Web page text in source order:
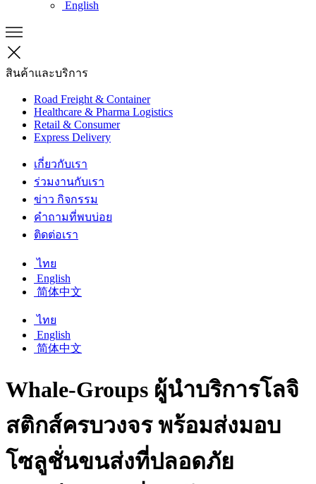
English
สินค้าและบริการ
Road Freight & Container
Healthcare & Pharma Logistics
Retail & Consumer
Express Delivery
เกี่ยวกับเรา
ร่วมงานกับเรา
ข่าว กิจกรรม
คำถามที่พบบ่อย
ติดต่อเรา
ไทย
English
简体中文
ไทย
English
简体中文
Whale-Groups ผู้นำบริการโลจิ
สติกส์ครบวงจร พร้อมส่งมอบ
โซลูชั่นขนส่งที่ปลอดภัย